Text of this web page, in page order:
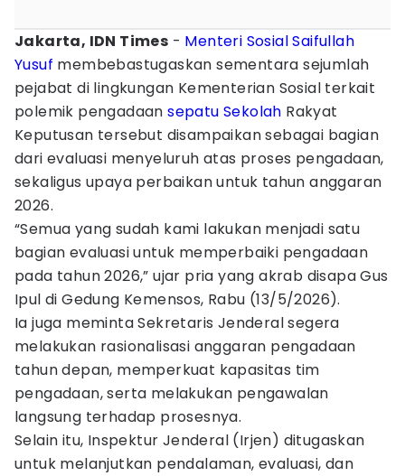
Jakarta, IDN Times - Menteri Sosial Saifullah
Yusuf membebastugaskan sementara sejumlah
pejabat di lingkungan Kementerian Sosial terkait
polemik pengadaansepatu Sekolah Rakyat
Keputusan tersebut disampaikan sebagai bagian
dari evaluasi menyeluruh atas proses pengadaan,
sekaligus upaya perbaikan untuk tahun anggaran
2026.
“Semua yang sudah kami lakukan menjadi satu
bagian evaluasi untuk memperbaiki pengadaan
pada tahun 2026,” ujar pria yang akrab disapa Gus
Ipul di Gedung Kemensos, Rabu (13/5/2026).
Ia juga meminta Sekretaris Jenderal segera
melakukan rasionalisasi anggaran pengadaan
tahun depan, memperkuat kapasitas tim
pengadaan, serta melakukan pengawalan
langsung terhadap prosesnya.
Selain itu, Inspektur Jenderal (Irjen) ditugaskan
untuk melanjutkan pendalaman, evaluasi, dan